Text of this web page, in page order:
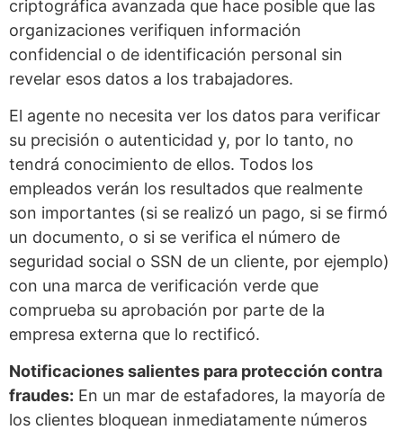
criptográfica avanzada que hace posible que las
organizaciones verifiquen información
confidencial o de identificación personal sin
revelar esos datos a los trabajadores.
El agente no necesita ver los datos para verificar
su precisión o autenticidad y, por lo tanto, no
tendrá conocimiento de ellos. Todos los
empleados verán los resultados que realmente
son importantes (si se realizó un pago, si se firmó
un documento, o si se verifica el número de
seguridad social o SSN de un cliente, por ejemplo)
con una marca de verificación verde que
comprueba su aprobación por parte de la
empresa externa que lo rectificó.
Notificaciones salientes para protección contra
fraudes: En un mar de estafadores, la mayoría de
los clientes bloquean inmediatamente números